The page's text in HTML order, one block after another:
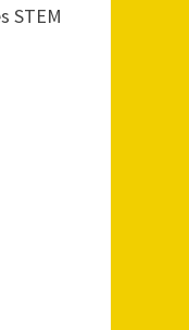
STEM